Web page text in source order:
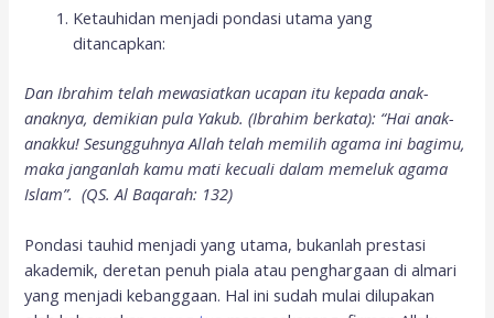
Ketauhidan menjadi pondasi utama yang
ditancapkan:
Dan Ibrahim telah mewasiatkan ucapan itu kepada anak-
anaknya, demikian pula Yakub. (Ibrahim berkata): “Hai anak-
anakku! Sesungguhnya Allah telah memilih agama ini bagimu,
maka janganlah kamu mati kecuali dalam memeluk agama
Islam”. (QS. Al Baqarah: 132)
Pondasi tauhid menjadi yang utama, bukanlah prestasi
akademik, deretan penuh piala atau penghargaan di almari
yang menjadi kebanggaan. Hal ini sudah mulai dilupakan